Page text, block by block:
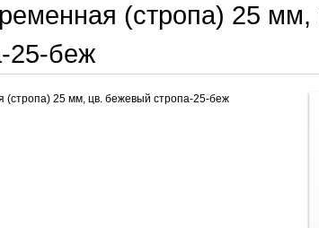
(стропа) 25
25-беж
(стропа) 25 мм, цв. бежевый стропа-25-беж